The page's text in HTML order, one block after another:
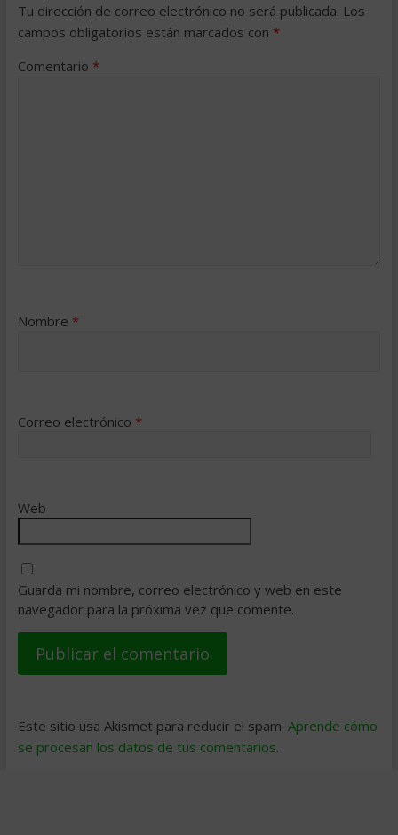
Tu dirección de correo electrónico no será publicada. Los
campos obligatorios están marcados con *
Comentario *
Nombre *
Correo electrónico *
Web
Guarda mi nombre, correo electrónico y web en este
navegador para la próxima vez que comente.
Este sitio usa Akismet para reducir el spam. Aprende cómo
se procesan los datos de tus comentarios.